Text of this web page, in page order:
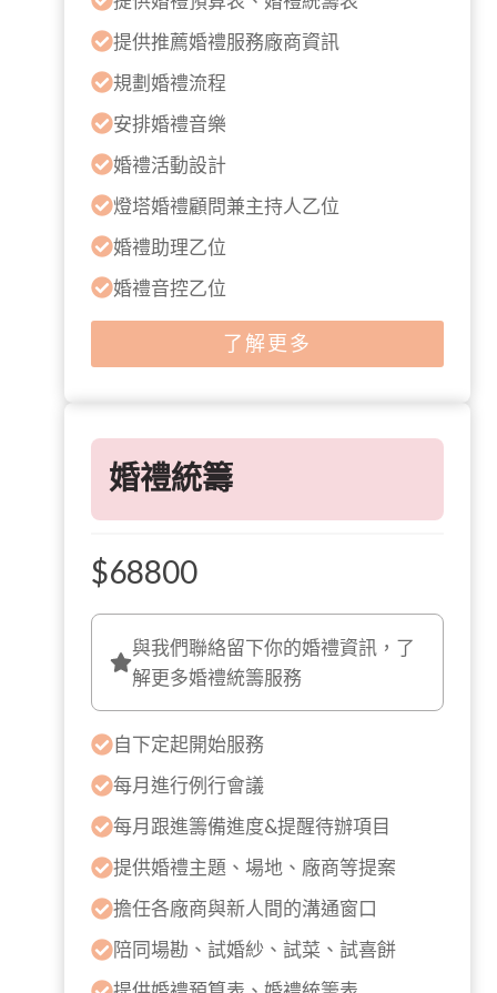
提供推薦婚禮服務廠商資訊
規劃婚禮流程
安排婚禮音樂
婚禮活動設計
燈塔婚禮顧問兼主持人乙位
婚禮助理乙位
婚禮音控乙位
了解更多
婚禮統籌
$68800
與我們聯絡留下你的婚禮資訊，了
解更多婚禮統籌服務
自下定起開始服務
每月進行例行會議
每月跟進籌備進度&提醒待辦項目
提供婚禮主題、場地、廠商等提案
擔任各廠商與新人間的溝通窗口
陪同場勘、試婚紗、試菜、試喜餅